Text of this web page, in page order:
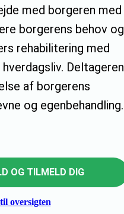
med borgeren med
borgerens behov og
rehabilitering med
Deltageren
af borgerens
og egenbehandling.
OG TILMELD DIG
oversigten